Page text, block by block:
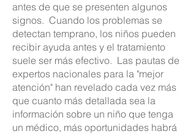
antes de que se presenten algunos
signos. Cuando los problemas se
detectan temprano, los niños pueden
recibir ayuda antes y el tratamiento
suele ser más efectivo. Las pautas de
expertos nacionales para la "mejor
atención" han revelado cada vez más
que cuanto más detallada sea la
información sobre un niño que tenga
un médico, más oportunidades habrá